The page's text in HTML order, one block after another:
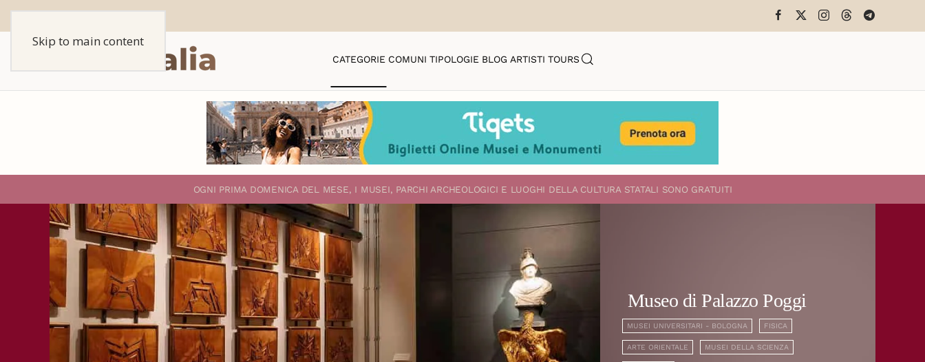
Skip to main content
CATEGORIE COMUNI TIPOLOGIE BLOG ARTISTI TOURS
OGNI PRIMA DOMENICA DEL MESE, I MUSEI, PARCHI ARCHEOLOGICI E LUOGHI DELLA CULTURA STATALI SONO GRATUITI
Museo di Palazzo Poggi
MUSEI UNIVERSITARI - BOLOGNA FISICA
ARTE ORIENTALE MUSEI DELLA SCIENZA